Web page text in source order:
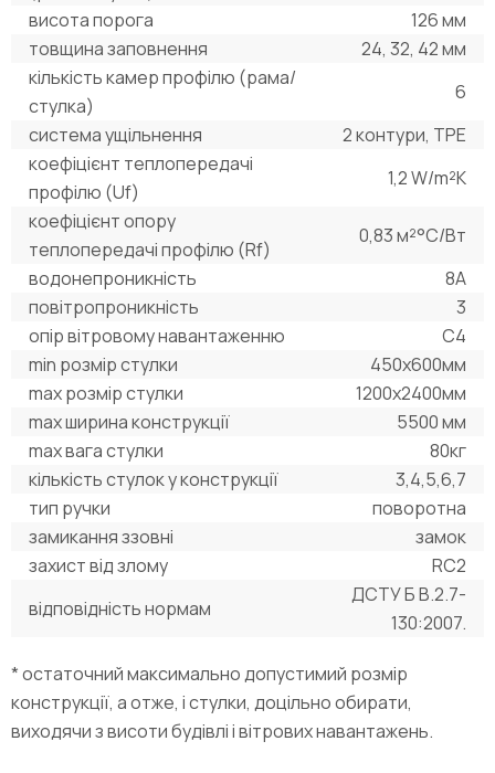
висота порога
126 мм
товщина заповнення
24, 32, 42 мм
кількість камер профілю (рама/
стулка)
6
система ущільнення
2 контури, ТРЕ
коефіцієнт теплопередачі
профілю (Uf)
1,2 W/m²K
коефіцієнт опору
теплопередачі профілю (Rf)
0,83 м²°С/Вт
водонепроникність
8А
повітропроникність
3
опір вітровому навантаженню
C4
min розмір стулки
450х600мм
max розмір стулки
1200х2400мм
max ширина конструкції
5500 мм
max вага стулки
80кг
кількість стулок у конструкції
3,4,5,6,7
тип ручки
поворотна
замикання ззовні
замок
захист від злому
RC2
відповідність нормам
ДСТУ Б В.2.7-
130:2007.
* остаточний максимально допустимий розмір
конструкції, а отже, і стулки, доцільно обирати,
виходячи з висоти будівлі і вітрових навантажень.